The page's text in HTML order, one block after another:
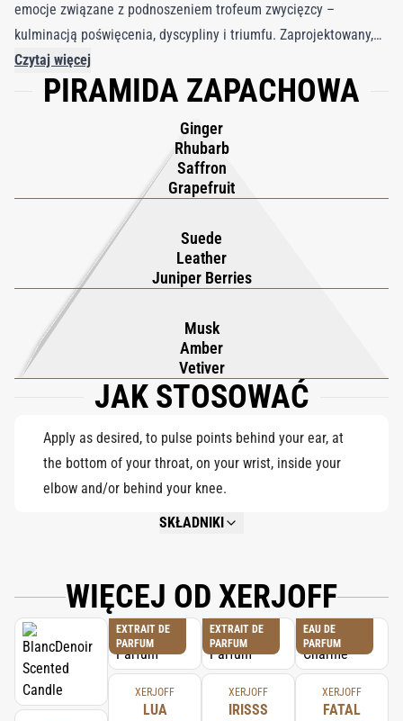
emocje związane z podnoszeniem trofeum zwycięzcy –
kulminacją poświęcenia, dyscypliny i triumfu. Zaprojektowany,
aby odzwierciedlać wdzięk pod presją i radość osiągnięć, Torino
25 przekłada sportową doskonałość na zapach. Nawet flakon i
finałowego, inspirowanego spontanicznymi śladami długopisu,
jakie gracze zostawiają na obiektywie aparatu po zwycięstwie.
Kompozycję otwiera energetyczny wybuch imbiru, grejpfruta,
szafranu i rabarbaru, tworząc ekscytujące i nowoczesne
wprowadzenie. Serce odsłania wyrafinowaną grę skóry, jałowca i
zamszu, równoważąc moc z elegancją i fakturą. Gdy już opadnie,
ciepły bursztyn, zmysłowe piżmo i ziemista wetyweria tworzą
gładką, trwałą bazę. Dynamiczny, a jednocześnie dopracowany,
Torino25 to zapach unisex, który w każdym sprayu oddaje
świętowanie, pewność siebie i dziedzictwo.
Czytaj więcej
PIRAMIDA ZAPACHOWA
Ginger
Rhubarb
Saffron
Grapefruit
Suede
Leather
Juniper Berries
Musk
Amber
Vetiver
JAK STOSOWAĆ
Apply as desired, to pulse points behind your ear, at
the bottom of your throat, on your wrist, inside your
elbow and/or behind your knee.
SKŁADNIKI
WIĘCEJ OD XERJOFF
EXTRAIT DE
PARFUM
XERJOFF
LUA
EXTRAIT DE
PARFUM
XERJOFF
IRISSS
EAU DE
PARFUM
XERJOFF
FATAL